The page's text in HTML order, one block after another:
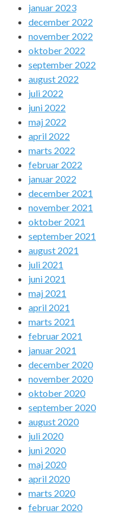
januar 2023
december 2022
november 2022
oktober 2022
september 2022
august 2022
juli 2022
juni 2022
maj 2022
april 2022
marts 2022
februar 2022
januar 2022
december 2021
november 2021
oktober 2021
september 2021
august 2021
juli 2021
juni 2021
maj 2021
april 2021
marts 2021
februar 2021
januar 2021
december 2020
november 2020
oktober 2020
september 2020
august 2020
juli 2020
juni 2020
maj 2020
april 2020
marts 2020
februar 2020